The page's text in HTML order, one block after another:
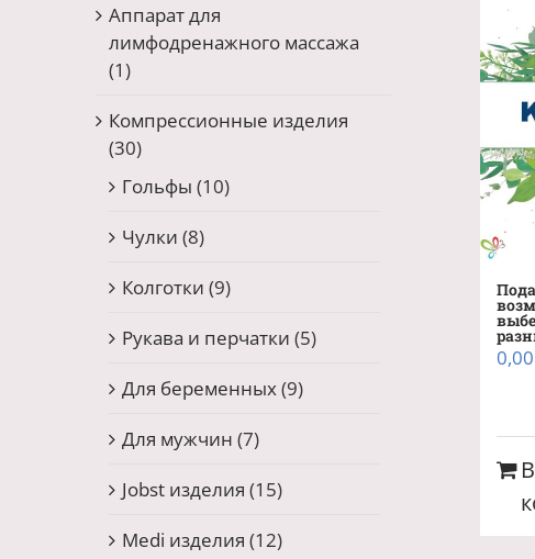
В
Аппарат для
лимфодренажного массажа
(1)
Компрессионные изделия
(30)
Гольфы (10)
Чулки (8)
Колготки (9)
Рукава и перчатки (5)
Для беременных(9)
Для мужчин (7)
Jobst изделия (15)
Medi изделия (12)